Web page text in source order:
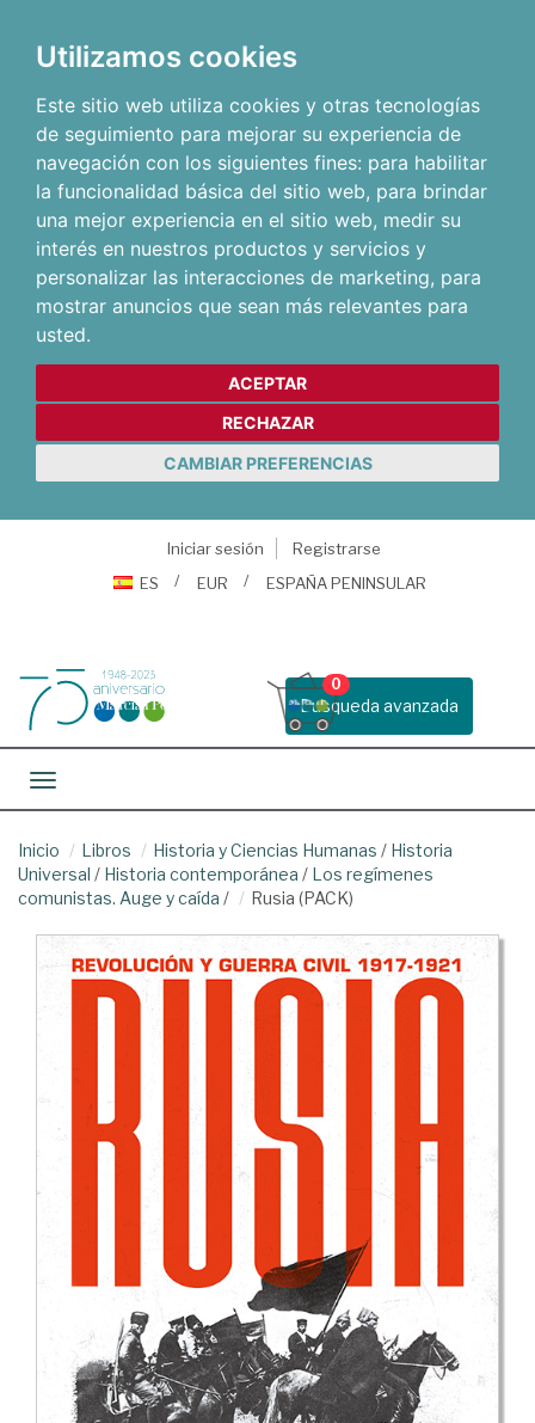
Utilizamos cookies
Este sitio web utiliza cookies y otras tecnologías
de seguimiento para mejorar su experiencia de
navegación con los siguientes fines: para habilitar
la funcionalidad básica del sitio web, para brindar
una mejor experiencia en el sitio web, medir su
interés en nuestros productos y servicios y
personalizar las interacciones de marketing, para
mostrar anuncios que sean más relevantes para
usted.
ACEPTAR
RECHAZAR
CAMBIAR PREFERENCIAS
Iniciar sesión
Registrarse
ES
EUR ESPAÑA PENINSULAR
Busqueda avanzada
0
Toggle navigation
Inicio Libros Historia y Ciencias Humanas / Historia
Universal / Historia contemporánea / Los regímenes
comunistas. Auge y caída / Rusia (PACK)